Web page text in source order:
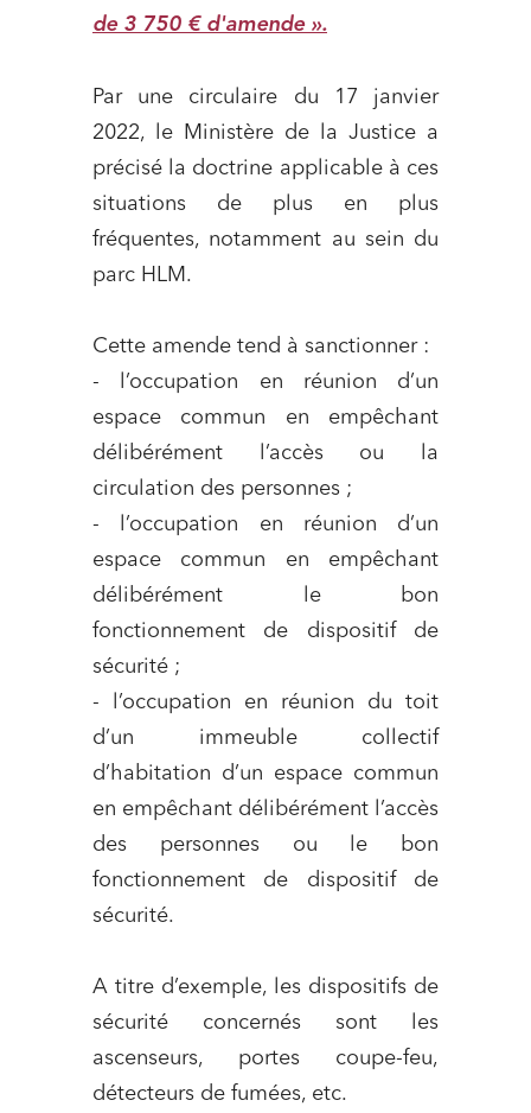
de 3 750 € d'amende ».
Par une circulaire du 17 janvier
2022, le Ministère de la Justice a
précisé la doctrine applicable à ces
situations de plus en plus
fréquentes, notamment au sein du
parc HLM.
Cette amende tend à sanctionner :
- l’occupation en réunion d’un
espace commun en empêchant
délibérément l’accès ou la
circulation des personnes ;
- l’occupation en réunion d’un
espace commun en empêchant
délibérément le bon
fonctionnement de dispositif de
sécurité ;
- l’occupation en réunion du toit
d’un immeuble collectif
d’habitation d’un espace commun
en empêchant délibérément l’accès
des personnes ou le bon
fonctionnement de dispositif de
sécurité.
A titre d’exemple, les dispositifs de
sécurité concernés sont les
ascenseurs, portes coupe-feu,
détecteurs de fumées, etc.